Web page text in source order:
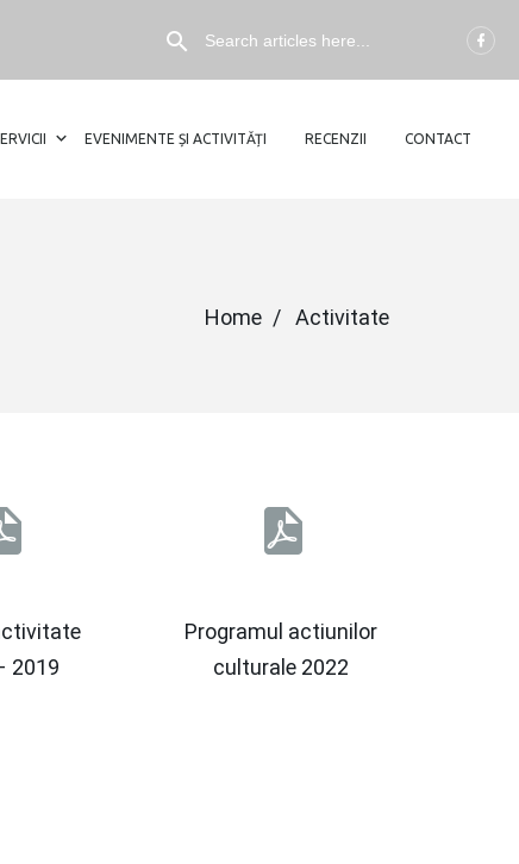
EVENIMENTE ȘI ACTIVITĂȚI RECENZII CONTACT
Home Activitate
2019
Programul actiunilor
culturale 2022